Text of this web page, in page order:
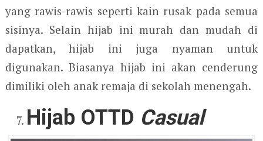
yang rawis-rawis seperti kain rusak pada semua
sisinya. Selain hijab ini murah dan mudah di
dapatkan, hijab ini juga nyaman untuk
digunakan. Biasanya hijab ini akan cenderung
dimiliki oleh anak remaja di sekolah menengah.
Hijab OTTD Casual